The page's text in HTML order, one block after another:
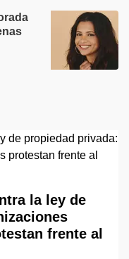
la ley de
frente al